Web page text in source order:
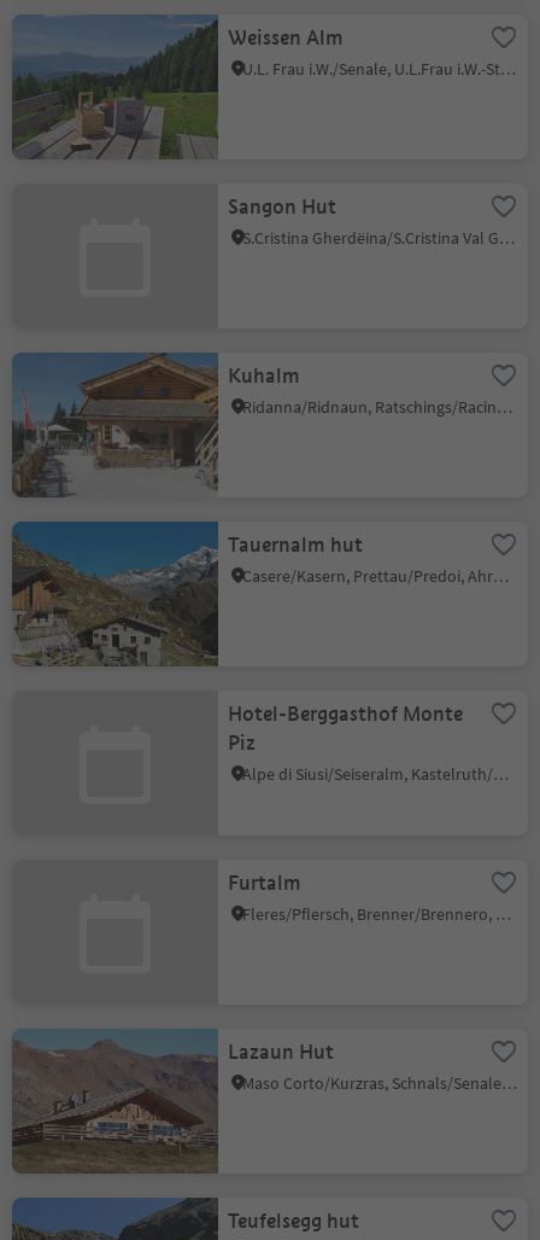
Weissen Alm
U.L. Frau i.W./Senale, U.L.Frau i.W.-St. Felix/Senale-S.Felice, Meran/Merano and environs
Sangon Hut
S.Cristina Gherdëina/S.Cristina Val Gardena/S.Cristina Gherdëina/St.Christina in Gröden, S.Crestina Gherdëina/Santa Cristina Val Gardana, Dolomites Region Val Gardena
Kuhalm
Ridanna/Ridnaun, Ratschings/Racines, Sterzing/Vipiteno and environs
Tauernalm hut
Casere/Kasern, Prettau/Predoi, Ahrntal/Valle Aurina
Hotel-Berggasthof Monte
Piz
Alpe di Siusi/Seiseralm, Kastelruth/Castelrotto, Dolomites Region Seiser Alm
Furtalm
Fleres/Pflersch, Brenner/Brennero, Sterzing/Vipiteno and environs
Lazaun Hut
Maso Corto/Kurzras, Schnals/Senales, Vinschgau/Val Venosta
Teufelsegg hut